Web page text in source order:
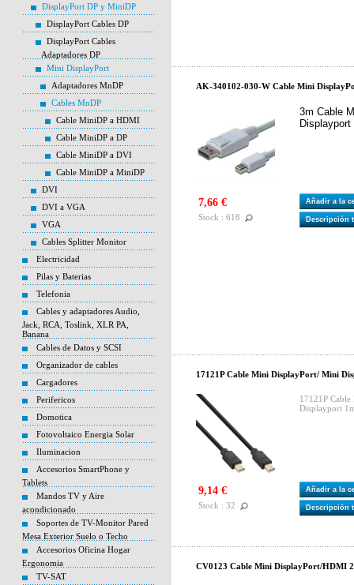
DisplayPort DP y MiniDP
DisplayPort Cables DP
DisplayPort Cables
Adaptadores DP
Mini DisplayPort
Adaptadores MnDP
Cables MnDP
Cable MiniDP a HDMI
Cable MiniDP a DP
Cable MiniDP a DVI
Cable MiniDP a MiniDP
DVI
DVI a VGA
VGA
Cables Splitter Monitor
Electricidad
Pilas y Baterias
Telefonia
Cables y adaptadores Audio,
Jack, RCA, Toslink, XLR PA,
Banana
Cables de Datos y SCSI
Organizador de cables
Cargadores
Perifericos
Domotica
Fotovoltaico Energia Solar
Iluminacion
Accesorios SmartPhone y
Tablets
Mandos TV y Aire
acondicionado
Soportes de TV-Monitor Pared
Mesa Exterior Suelo o Techo
Accesorios Oficina Hogar
Ergonomia
TV-SAT
AK-340102-030-W Cable Mini
3m Cable
7,66 €
Stock : 618
Añadir a la
Descripción
17121P Cable Mini DisplayPort/ Mini
17121P
Displayport
9,14 €
Stock : 32
Añadir a la
Descripción
CV0123 Cable Mini DisplayPort/HDMI